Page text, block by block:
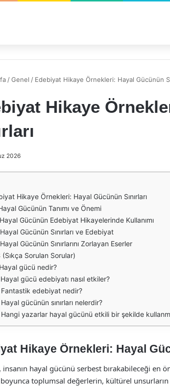
/Genel / Edebiyat Hikaye Örnekleri: Hayal Gücünün
Hikaye
2026
Hikaye Örnekleri: Hayal Gücünün Sınırları
Gücünün Tanımı ve Önemi
Hayal Gücünün Edebiyat Hikayelerinde Kullanımı
Hayal Gücünün Sınırları ve Edebiyat
Hayal Gücünün Sınırlarını Zorlayan Eserler
(Sıkça Sorulan Sorular)
Hayal gücü nedir?
Hayal gücü edebiyatı nasıl etkiler?
Fantastik edebiyat nedir?
Hayal gücünün sınırları nelerdir?
Hangi yazarlar hayal gücünü etkili bir şekilde
Hikaye Örnekleri: Hayal
insanın hayal gücünü serbest bırakabileceği en
toplumsal değerlerin, kültürel